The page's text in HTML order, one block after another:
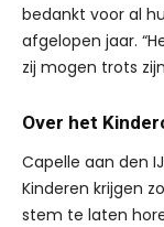
bedankt voor al
afgelopen jaar.
zij mogen trots
Over het
Capelle aan den
Kinderen krijgen
stem te laten